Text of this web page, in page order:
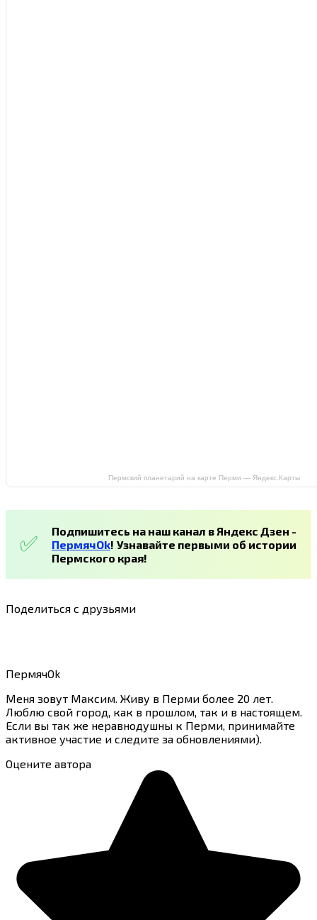
Пермский планетарий на карте Перми — Яндекс.Карты
Подпишитесь на наш канал в Яндекс Дзен -
ПермячOk! Узнавайте первыми об истории
Пермского края!
Поделиться с друзьями
ПермячOk
Меня зовут Максим. Живу в Перми более 20 лет.
Люблю свой город, как в прошлом, так и в настоящем.
Если вы так же неравнодушны к Перми, принимайте
активное участие и следите за обновлениями).
Оцените автора